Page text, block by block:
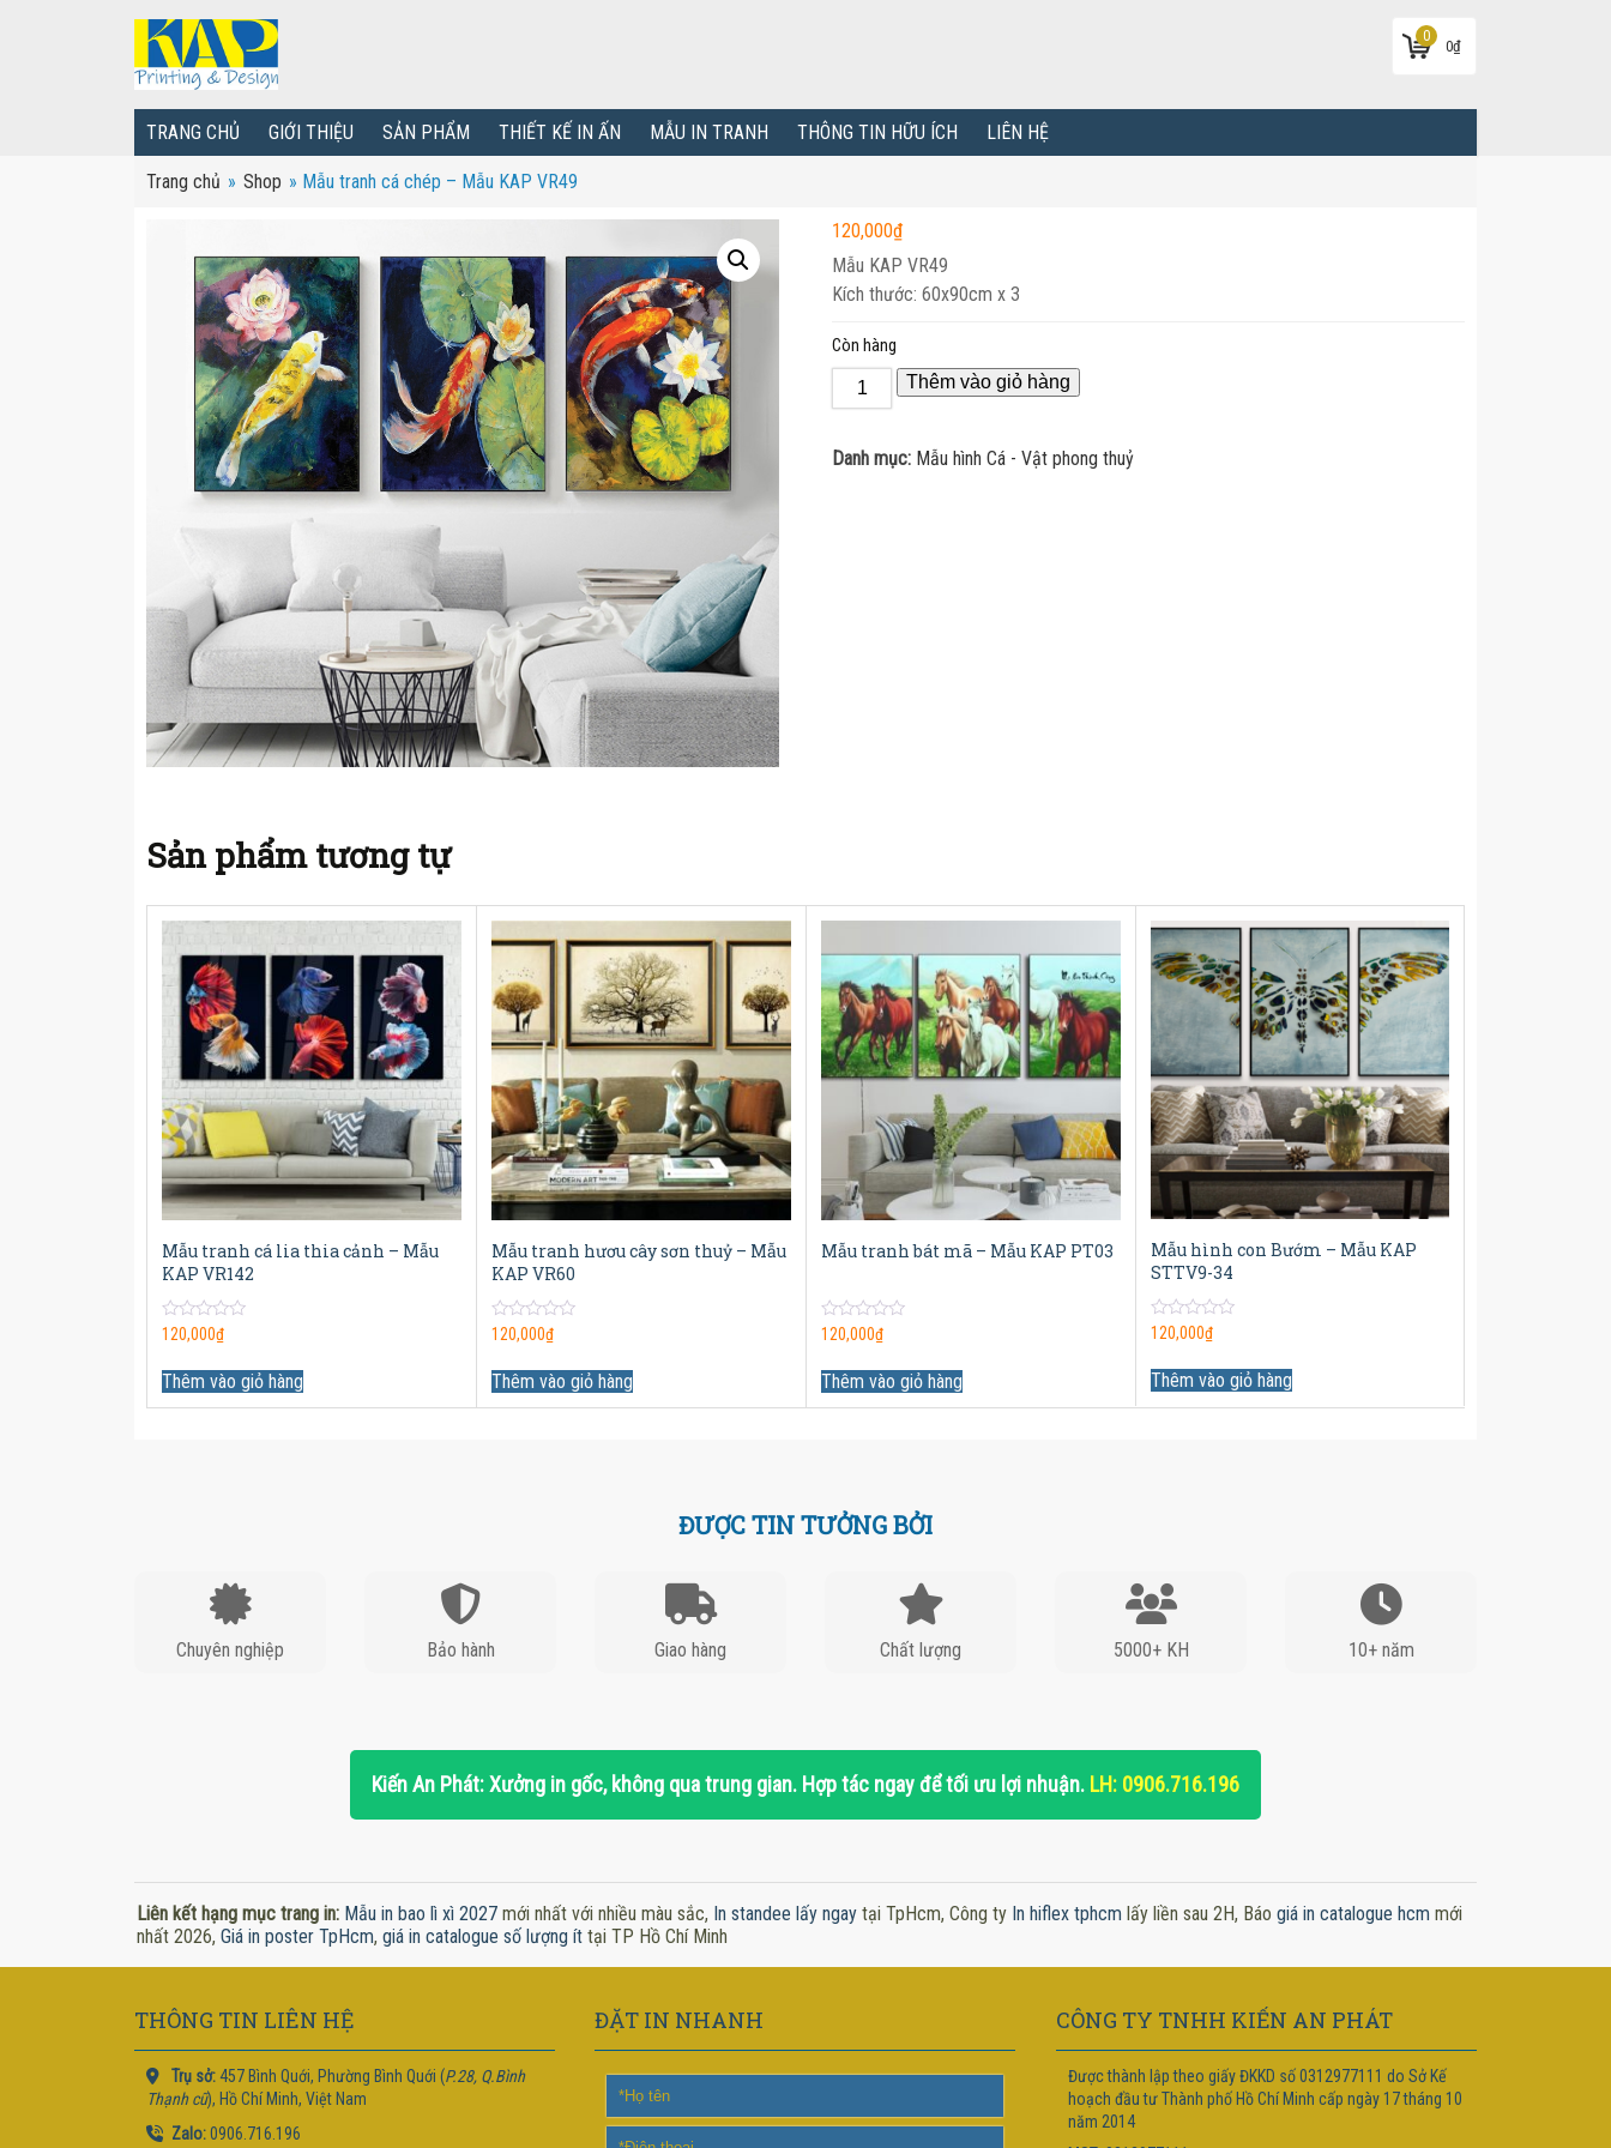
0
0₫
TRANG CHỦ GIỚI THIỆU SẢN PHẨM THIẾT KẾ IN ẤN MẪU IN TRANH THÔNG TIN HỮU ÍCH LIÊN HỆ
Trang chủ » Shop » Mẫu tranh cá chép – Mẫu KAP VR49
120,000₫
Mẫu KAP VR49
Kích thước: 60x90cm x 3
Còn hàng
Thêm vào giỏ hàng
Danh mục: Mẫu hình Cá - Vật phong thuỷ
Sản phẩm tương tự
Mẫu tranh cá lia thia cảnh – Mẫu
KAP VR142
0
5
120,000₫
Thêm vào giỏ hàng
Mẫu tranh hươu cây sơn thuỷ – Mẫu
KAP VR60
0
5
120,000₫
Thêm vào giỏ hàng
Mẫu tranh bát mã – Mẫu KAP PT03
0
5
120,000₫
Thêm vào giỏ hàng
Mẫu hình con Bướm – Mẫu KAP
STTV9-34
0
5
120,000₫
Thêm vào giỏ hàng
ĐƯỢC TIN TƯỞNG BỞI
Chuyên nghiệp Bảo hành Giao hàng Chất lượng 5000+ KH 10+ năm
Kiến An Phát: Xưởng in gốc, không qua trung gian. Hợp tác ngay để tối ưu lợi nhuận. LH: 0906.716.196
Liên kết hạng mục trang in: Mẫu in bao lì xì 2027 mới nhất với nhiều màu sắc, In standee lấy ngay tại TpHcm, Công ty In hiflex tphcm lấy liền sau 2H, Báo giá in catalogue hcm mới
nhất 2026, Giá in poster TpHcm, giá in catalogue số lượng ít tại TP Hồ Chí Minh
THÔNG TIN LIÊN HỆ
Trụ sở:457 Bình Quới, Phường Bình Quới (P.28, Q.Bình
Thạnh cũ), Hồ Chí Minh, Việt Nam
Zalo:0906.716.196
ĐẶT IN NHANH CÔNG TY TNHH KIẾN AN PHÁT
Được thành lập theo giấy ĐKKD số 0312977111 do Sở Kế
hoạch đầu tư Thành phố Hồ Chí Minh cấp ngày 17 tháng 10
năm 2014